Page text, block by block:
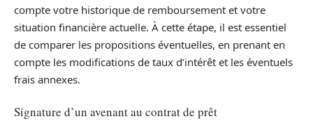
compte votre historique de remboursement et votre
situation financière actuelle. À cette étape, il est essentiel
de comparer les propositions éventuelles, en prenant en
compte les modifications de taux d’intérêt et les éventuels
frais annexes.
Signature d’un avenant au contrat de prêt